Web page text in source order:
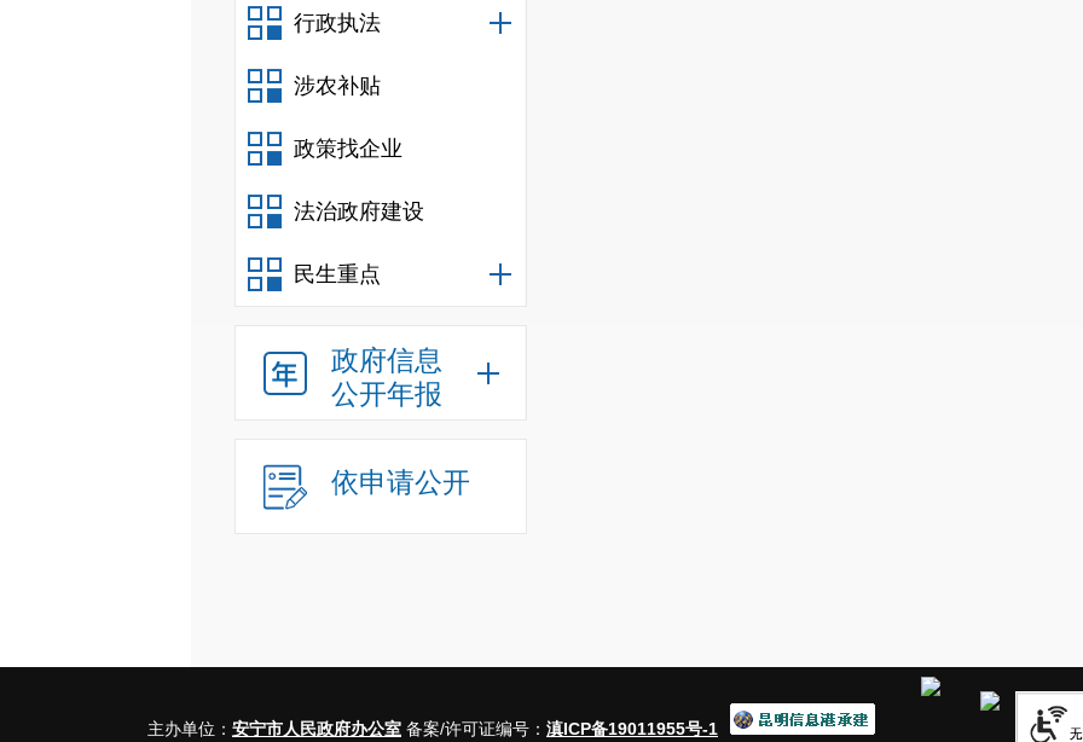
行政执法
涉农补贴
政策找企业
法治政府建设
民生重点
政府信息
公开年报
依申请公开
主办单位： 安宁市人民政府办公室 备案/许可证编号： 滇ICP备19011955号-1